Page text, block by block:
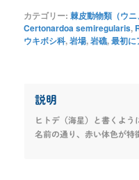
カテゴリー: 棘皮動物類（ウニ
Certonardoa semiregularis,
ウキボシ科,岩場,岩礁,最初に
説明
ヒトデ（海星）と書くよう
名前の通り、赤い体色が特